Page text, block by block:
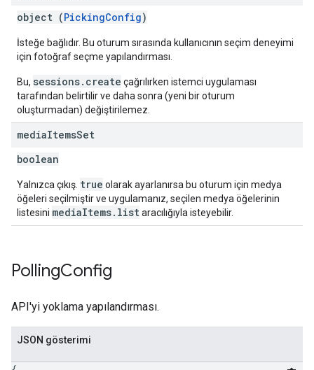
object (PickingConfig)
İsteğe bağlıdır. Bu oturum sırasında kullanıcının seçim deneyimi
için fotoğraf seçme yapılandırması.
Bu, sessions.create çağrılırken istemci uygulaması
tarafından belirtilir ve daha sonra (yeni bir oturum
oluşturmadan) değiştirilemez.
mediaItemsSet
boolean
Yalnızca çıkış. true olarak ayarlanırsa bu oturum için medya
öğeleri seçilmiştir ve uygulamanız, seçilen medya öğelerinin
listesini mediaItems.listaracılığıyla isteyebilir.
PollingConfig
API'yi yoklama yapılandırması.
JSON gösterimi